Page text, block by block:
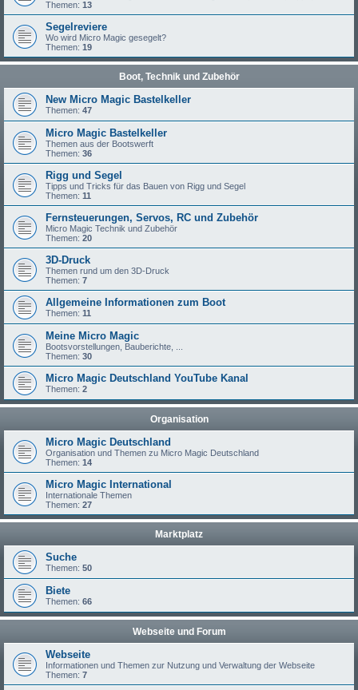
Themen: 13
Segelreviere
Wo wird Micro Magic gesegelt?
Themen: 19
Boot, Technik und Zubehör
New Micro Magic Bastelkeller
Themen: 47
Micro Magic Bastelkeller
Themen aus der Bootswerft
Themen: 36
Rigg und Segel
Tipps und Tricks für das Bauen von Rigg und Segel
Themen: 11
Fernsteuerungen, Servos, RC und Zubehör
Micro Magic Technik und Zubehör
Themen: 20
3D-Druck
Themen rund um den 3D-Druck
Themen: 7
Allgemeine Informationen zum Boot
Themen: 11
Meine Micro Magic
Bootsvorstellungen, Bauberichte, ...
Themen: 30
Micro Magic Deutschland YouTube Kanal
Themen: 2
Organisation
Micro Magic Deutschland
Organisation und Themen zu Micro Magic Deutschland
Themen: 14
Micro Magic International
Internationale Themen
Themen: 27
Marktplatz
Suche
Themen: 50
Biete
Themen: 66
Webseite und Forum
Webseite
Informationen und Themen zur Nutzung und Verwaltung der Webseite
Themen: 7